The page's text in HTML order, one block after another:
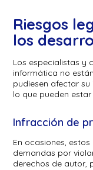
Riesgos
los
Los especialistas y
informática no
pudiesen afectar
lo que pueden
Infracción de
En ocasiones,
demandas por
derechos de autor,